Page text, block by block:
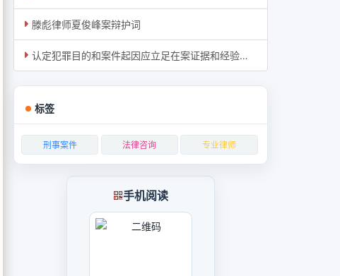
滕彪律师夏俊峰案辩护词
认定犯罪目的和案件起因应立足在案证据和经验法则
标签
刑事案件 法律咨询 专业律师
手机阅读